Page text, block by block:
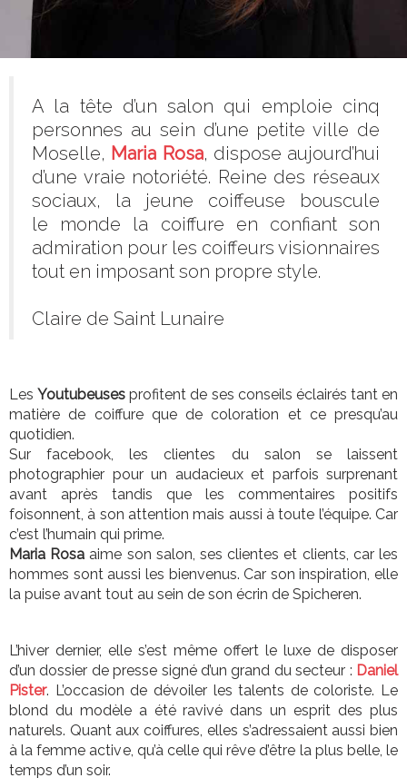
A la tête d’un salon qui emploie cinq
personnes au sein d’une petite ville de
Moselle, Maria Rosa, dispose aujourd’hui
d’une vraie notoriété. Reine des réseaux
sociaux, la jeune coiffeuse bouscule
le monde la coiffure en confiant son
admiration pour les coiffeurs visionnaires
tout en imposant son propre style.
Claire de Saint Lunaire
LesYoutubeusesprofitent de ses conseils éclairés tant en
matière de coiffure que de coloration et ce presqu’au
quotidien.
Sur facebook, les clientes du salon se laissent
photographier pour un audacieux et parfois surprenant
avant après tandis que les commentaires positifs
foisonnent, à son attention mais aussi à toute l’équipe. Car
c’est l’humain qui prime.
Maria Rosa aime son salon, ses clientes et clients, car les
hommes sont aussi les bienvenus. Car son inspiration, elle
la puise avant tout au sein de son écrin de Spicheren.
L’hiver dernier, elle s’est même offert le luxe de disposer
d’un dossier de presse signé d’un grand du secteur : Daniel
Pister. L’occasion de dévoiler les talents de coloriste. Le
blond du modèle a été ravivé dans un esprit des plus
naturels. Quant aux coiffures, elles s’adressaient aussi bien
à la femme active, qu’à celle qui rêve d’être la plus belle, le
temps d’un soir.